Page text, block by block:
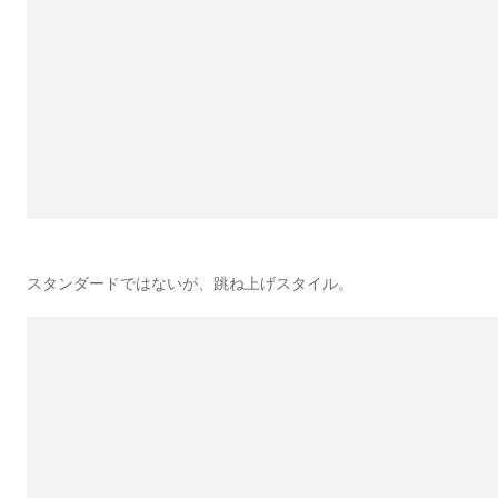
スタンダードではないが、跳ね上げスタイル。